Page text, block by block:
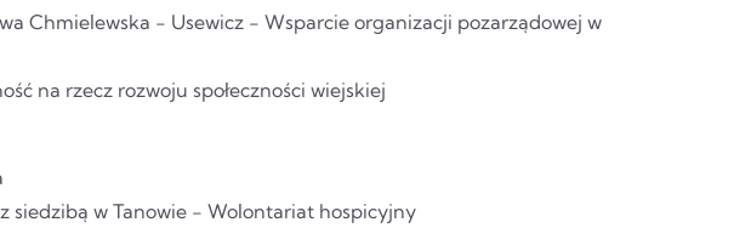
Chmielewska - Usewicz - Wsparcie organizacji pozarządowej w
na rzecz rozwoju społeczności wiejskiej
siedzibą w Tanowie - Wolontariat hospicyjny